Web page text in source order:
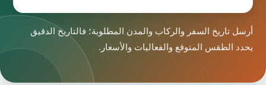
أرسل تاريخ السفر والركاب والمدن المطلوبة؛ فالتاريخ الدقيق
يحدد الطقس المتوقع والفعاليات والأسعار.